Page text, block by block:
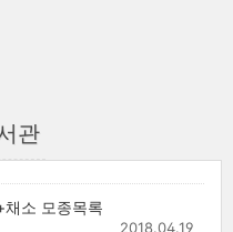
관
소 모종목록
2018.04.19